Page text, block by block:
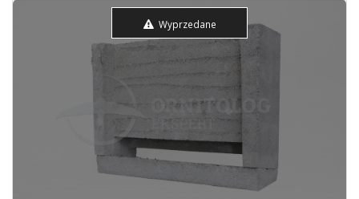
Wyprzedane